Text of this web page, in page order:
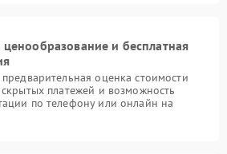
и бесплатная
оценка стоимости
скрытых платежей и возможность
по телефону или онлайн на